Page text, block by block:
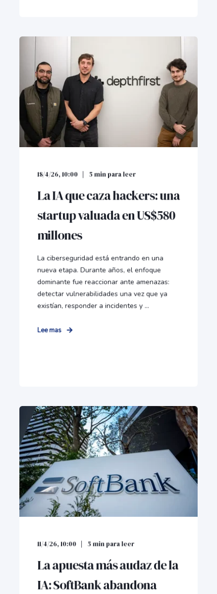
18/4/26, 10:00 5 min para leer
La IA que caza hackers: una
startup valuada en US$580
millones
La ciberseguridad está entrando en una
nueva etapa. Durante años, el enfoque
dominante fue reaccionar ante amenazas:
detectar vulnerabilidades una vez que ya
existían, responder a incidentes y ...
Lee mas
11/4/26, 10:00 5 min para leer
La apuesta más audaz de la
IA: SoftBank abandona